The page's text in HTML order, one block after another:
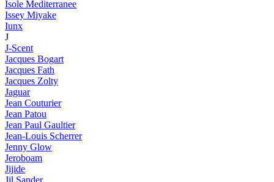
Isole Mediterranee
Issey Miyake
Iunx
J
J-Scent
Jacques Bogart
Jacques Fath
Jacques Zolty
Jaguar
Jean Couturier
Jean Patou
Jean Paul Gaultier
Jean-Louis Scherrer
Jenny Glow
Jeroboam
Jijide
Jil Sander